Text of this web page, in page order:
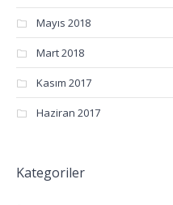
Mayıs 2018
Mart 2018
Kasım 2017
Haziran 2017
Kategoriler